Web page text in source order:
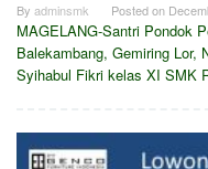
By adminsmk Posted on
MAGELANG-Santri Pondok
Balekambang, Gemiring Lor,
Syihabul Fikri kelas XI SMK